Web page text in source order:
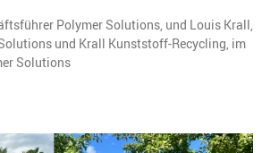
Polymer Solutions, und Louis Krall,
und Krall Kunststoff-Recycling, im
Solutions